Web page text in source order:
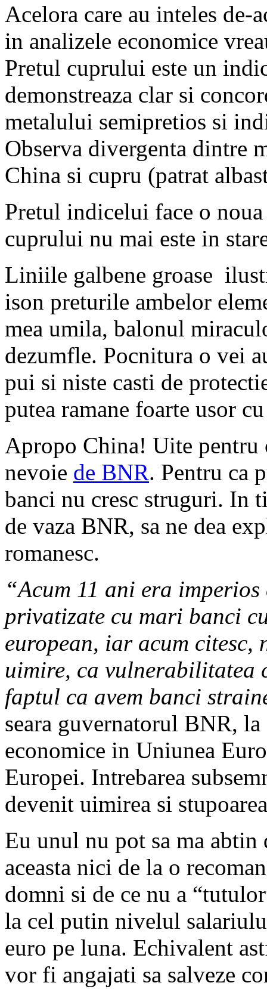
Acelora care au inteles de-
in analizele economice
Pretul cuprului este un
demonstreaza clar si
metalului semipretios si
Observa divergenta dintre
China si cupru (patrat
Pretul indicelui face o
cuprului nu mai este in
Liniile galbene groase
ison preturile ambelor
mea umila, balonul
dezumfle. Pocnitura o vei
pui si niste casti de
putea ramane foarte usor
Apropo China! Uite pentru
nevoie de BNR. Pentru ca
banci nu cresc struguri. In
de vaza BNR, sa ne dea
romanesc.
“Acum 11 ani era
privatizate cu mari banci
european, iar acum citesc,
uimire, ca vulnerabilitatea
faptul ca avem banci
seara guvernatorul BNR,
economice in Uniunea
Europei. Intrebarea
devenit uimirea si
Eu unul nu pot sa ma
aceasta nici de la o
domni si de ce nu a
la cel putin nivelul
euro pe luna. Echivalent
vor fi angajati sa salveze